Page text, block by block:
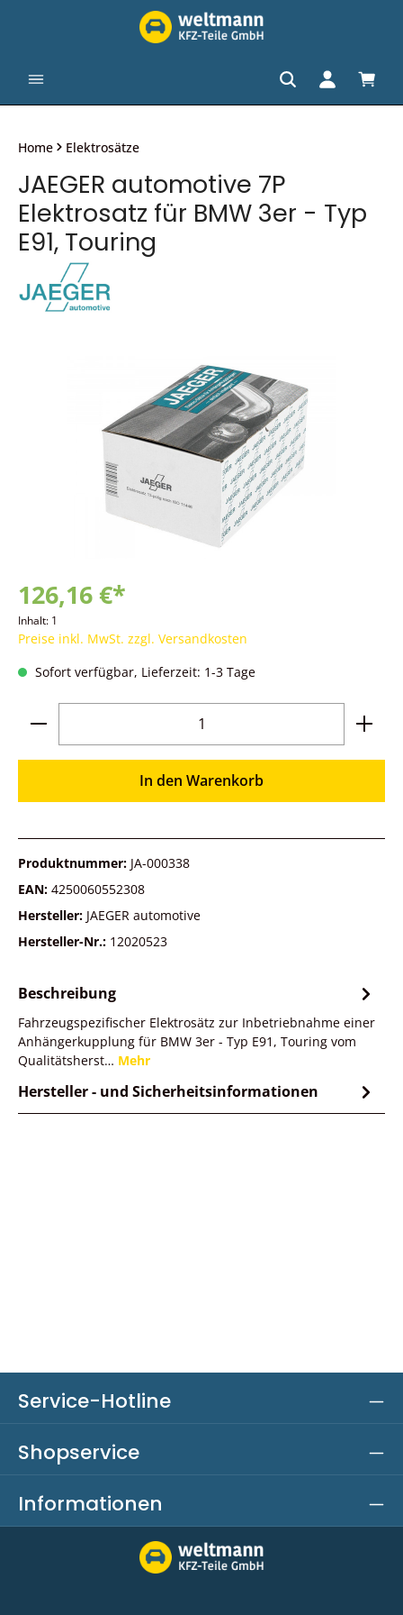
Home Elektrosätze
JAEGER automotive 7P
Elektrosatz für BMW 3er - Typ
E91, Touring
126,16 €*
Inhalt: 1
Preise inkl. MwSt. zzgl. Versandkosten
Sofort verfügbar, Lieferzeit: 1-3 Tage
Produkt Anzahl: Gib den gewünschten
In den Warenkorb
Produktnummer: JA-000338
EAN: 4250060552308
Hersteller: JAEGER automotive
Hersteller-Nr.: 12020523
Beschreibung
Fahrzeugspezifischer Elektrosätz zur Inbetriebnahme einer
Anhängerkupplung für BMW 3er - Typ E91, Touring vom
Qualitätsherst… Mehr
Hersteller - und Sicherheitsinformationen
Service-Hotline
Shopservice
Informationen